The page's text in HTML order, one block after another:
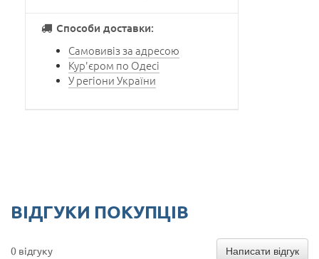
Способи доставки:
Самовивіз за адресою
Кур'єром по Одесі
У регіони України
ВІДГУКИ ПОКУПЦІВ
0 відгуку Написати відгук